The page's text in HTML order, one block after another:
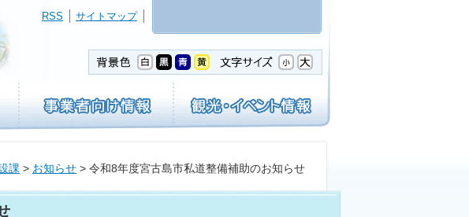
サイトマップ
RSS
課 > お知らせ > 令和8年度宮古島市私道整備補助のお知らせ